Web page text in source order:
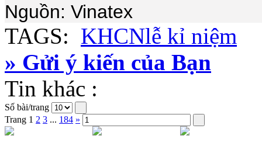
Nguồn: Vinatex
TAGS: KHCNlễ kỉ niệm
» Gửi ý kiến của Bạn
Tin khác :
Số bài/trang
Trang 1 2 3 ... 184 »